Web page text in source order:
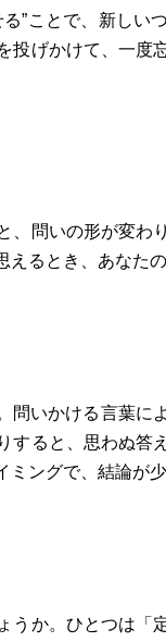
”ことで、新し
投げかけて、一
、問いの形が変わ
えるとき、あなた
いかける言葉に
すると、思わぬ答
ングで、結論が
うか。ひとつは「